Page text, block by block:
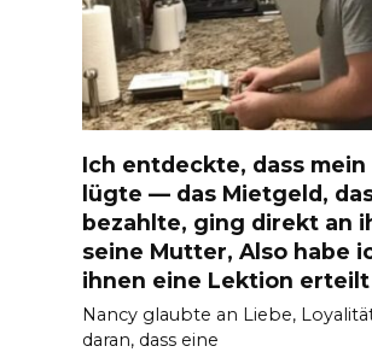
Ich entdeckte, dass mein
lügte — das Mietgeld,
bezahlte, ging direkt an
seine Mutter, Also habe
ihnen eine Lektion erteilt
Nancy glaubte an Liebe,
daran, dass eine